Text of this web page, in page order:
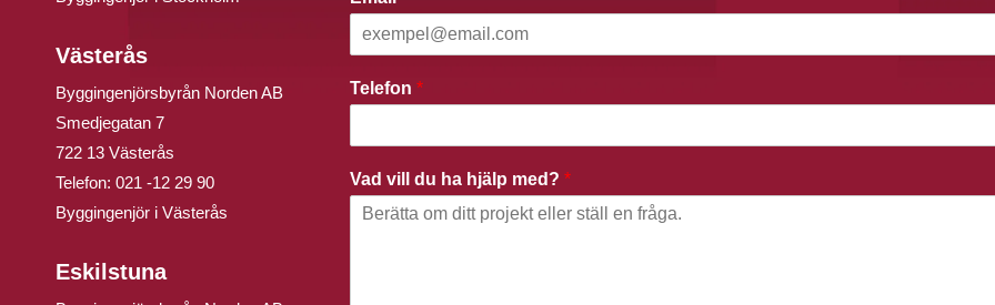
Västerås
Byggingenjörsbyrån Norden AB
Smedjegatan 7
722 13 Västerås
Telefon: 021 -12 29 90
Byggingenjör i Västerås
Eskilstuna
Telefon*
Vad vill du ha hjälp med?*